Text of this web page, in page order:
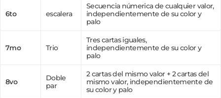
6to escalera
Secuencia númerica de cualquier valor,
independientemente de su color y
palo
7mo Trio
Tres cartas iguales,
independientemente de su color y
palo
8vo
Doble
par
2 cartas del mismo valor + 2 cartas del
mismo valor, independientemente de
su color y palo